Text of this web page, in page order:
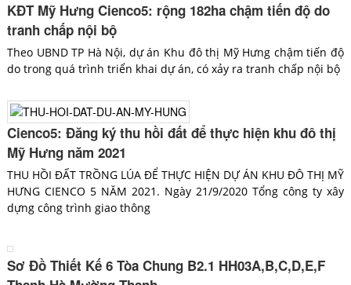
KĐT Mỹ Hưng Cienco5: rộng 182ha chậm tiến độ do
tranh chấp nội bộ
Theo UBND TP Hà Nội, dự án Khu đô thị Mỹ Hưng chậm tiến độ
do trong quá trình triển khai dự án, có xảy ra tranh chấp nội bộ
Cienco5: Đăng ký thu hồi đất để thực hiện khu đô thị
Mỹ Hưng năm 2021
THU HỒI ĐẤT TRỒNG LÚA ĐỂ THỰC HIỆN DỰ ÁN KHU ĐÔ THỊ MỸ
HƯNG CIENCO 5 NĂM 2021. Ngày 21/9/2020 Tổng công ty xây
dựng công trình giao thông
Sơ Đồ Thiết Kế 6 Tòa Chung B2.1 HH03A,B,C,D,E,F